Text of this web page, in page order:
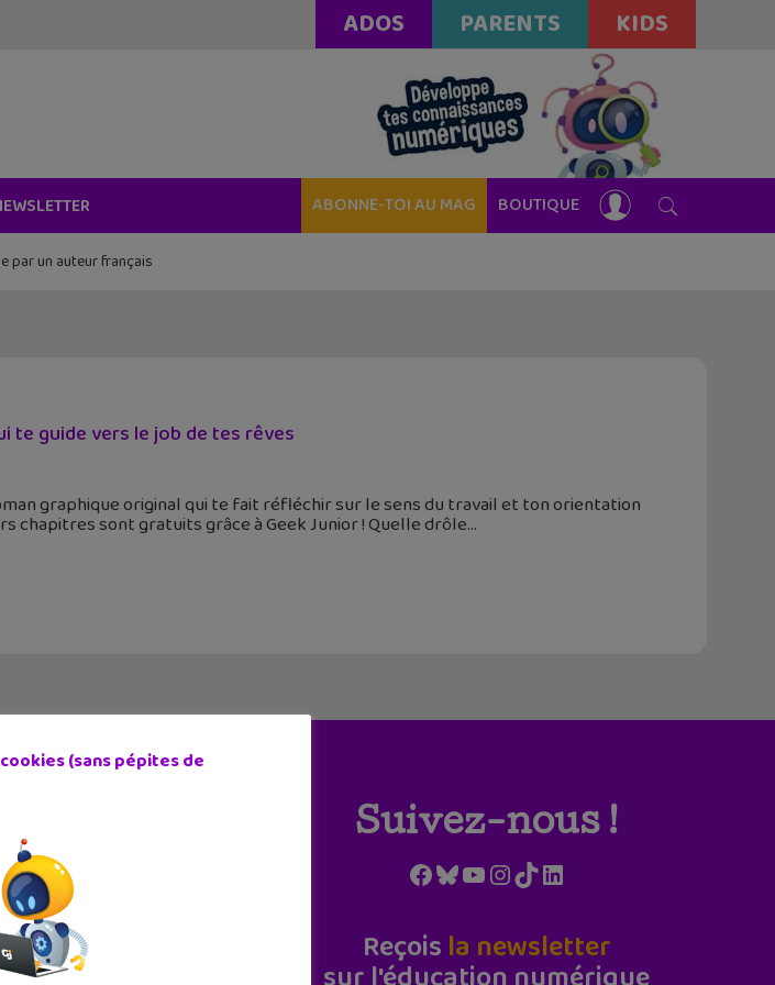
ADOS PARENTS KIDS
ABONNE-TOI AU MAG BOUTIQUE
par un auteur français
te guide vers le job de tes rêves
graphique original qui te fait réfléchir sur le sens du travail et ton orientation
chapitres sont gratuits grâce à Geek Junior ! Quelle drôle
Suivez-nous !
Facebook
Bluesky
YouTube
Instagram
TikTokLinkedIn
Reçois la newsletter
(sans pépites de